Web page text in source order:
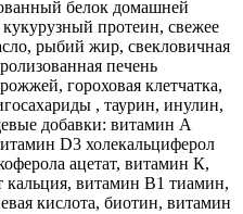
белок домашней
протеин, свежее
рыбий жир, свекловичная
печень
гороховая клетчатка,
, таурин, инулин,
добавки: витамин А
D3 холекальциферол
ацетат, витамин К,
витамин В1 тиамин,
кислота, биотин, витамин